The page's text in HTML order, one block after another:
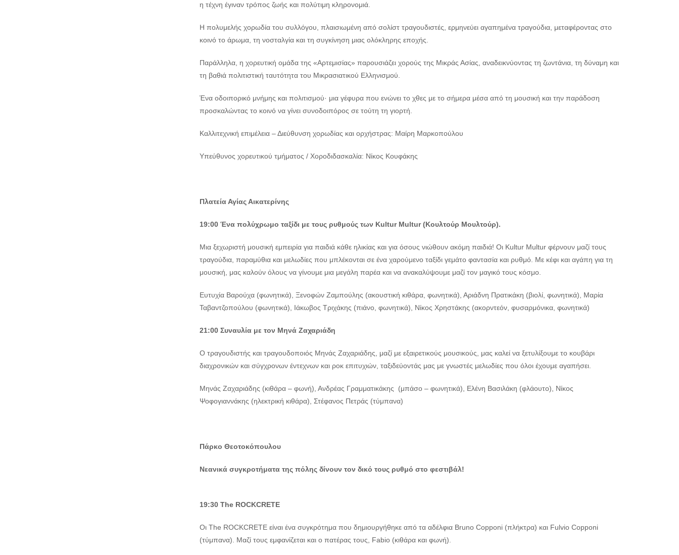
η τέχνη έγιναν τρόπος ζωής και πολύτιμη κληρονομιά.
Η πολυμελής χορωδία του συλλόγου, πλαισιωμένη από σολίστ τραγουδιστές, ερμηνεύει αγαπημένα τραγούδια, μεταφέροντας στο
κοινό το άρωμα, τη νοσταλγία και τη συγκίνηση μιας ολόκληρης εποχής.
Παράλληλα, η χορευτική ομάδα της «Αρτεμισίας» παρουσιάζει χορούς της Μικράς Ασίας, αναδεικνύοντας τη ζωντάνια, τη δύναμη και
τη βαθιά πολιτιστική ταυτότητα του Μικρασιατικού Ελληνισμού.
Ένα οδοιπορικό μνήμης και πολιτισμού· μια γέφυρα που ενώνει το χθες με το σήμερα μέσα από τη μουσική και την παράδοση
προσκαλώντας το κοινό να γίνει συνοδοιπόρος σε τούτη τη γιορτή.
Καλλιτεχνική επιμέλεια – Διεύθυνση χορωδίας και ορχήστρας: Μαίρη Μαρκοπούλου
Υπεύθυνος χορευτικού τμήματος / Χοροδιδασκαλία: Νίκος Κουφάκης
Πλατεία Αγίας Αικατερίνης
19:00 Ένα πολύχρωμο ταξίδι με τους ρυθμούς των Kultur Multur (Κουλτούρ Μουλτούρ).
Μια ξεχωριστή μουσική εμπειρία για παιδιά κάθε ηλικίας και για όσους νιώθουν ακόμη παιδιά! Οι Kultur Multur φέρνουν μαζί τους
τραγούδια, παραμύθια και μελωδίες που μπλέκονται σε ένα χαρούμενο ταξίδι γεμάτο φαντασία και ρυθμό. Με κέφι και αγάπη για τη
μουσική, μας καλούν όλους να γίνουμε μια μεγάλη παρέα και να ανακαλύψουμε μαζί τον μαγικό τους κόσμο.
Ευτυχία Βαρούχα (φωνητικά), Ξενοφών Ζαμπούλης (ακουστική κιθάρα, φωνητικά), Αριάδνη Πρατικάκη (βιολί, φωνητικά), Μαρία
Ταβαντζοπούλου (φωνητικά), Ιάκωβος Τριχάκης (πιάνο, φωνητικά), Νίκος Χρηστάκης (ακορντεόν, φυσαρμόνικα, φωνητικά)
21:00 Συναυλία με τον Μηνά Ζαχαριάδη
Ο τραγουδιστής και τραγουδοποιός Μηνάς Ζαχαριάδης, μαζί με εξαιρετικούς μουσικούς, μας καλεί να ξετυλίξουμε το κουβάρι
διαχρονικών και σύγχρονων έντεχνων και ροκ επιτυχιών, ταξιδεύοντάς μας με γνωστές μελωδίες που όλοι έχουμε αγαπήσει.
Μηνάς Ζαχαριάδης (κιθάρα – φωνή), Ανδρέας Γραμματικάκης (μπάσο – φωνητικά), Ελένη Βασιλάκη (φλάουτο), Νίκος
Ψοφογιαννάκης (ηλεκτρική κιθάρα), Στέφανος Πετράς (τύμπανα)
Πάρκο Θεοτοκόπουλου
Νεανικά συγκροτήματα της πόλης δίνουν τον δικό τους ρυθμό στο φεστιβάλ!
19:30 The ROCKCRETE
Οι The ROCKCRETE είναι ένα συγκρότημα που δημιουργήθηκε από τα αδέλφια Bruno Copponi (πλήκτρα) και Fulvio Copponi
(τύμπανα). Μαζί τους εμφανίζεται και ο πατέρας τους, Fabio (κιθάρα και φωνή).